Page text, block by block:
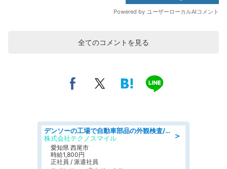
全てのコメントを見る
＞
デンソーの工場で自動車部品の外観検査/denso aichi
株式会社テクノスマイル
愛知県 西尾市
時給1,800円
正社員 / 派遣社員